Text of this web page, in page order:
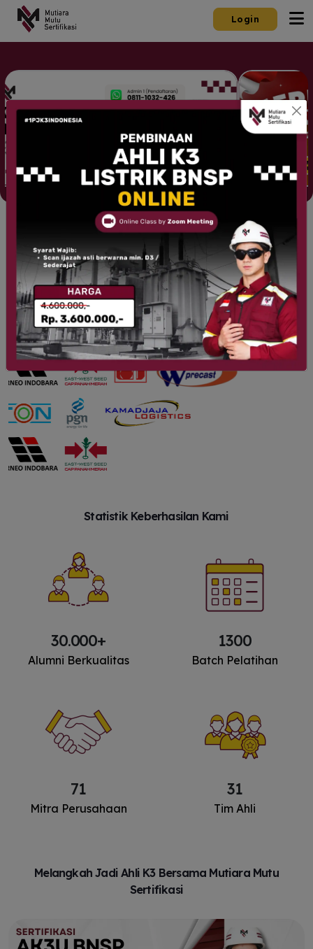
Login
Dipercayai Perusahaan Ternama Di Seluruh Indonesia
Statistik Keberhasilan Kami
30.000+
Alumni Berkualitas
1300
Batch Pelatihan
71
Mitra Perusahaan
31
Tim Ahli
Melangkah Jadi Ahli K3 Bersama Mutiara Mutu
Sertifikasi